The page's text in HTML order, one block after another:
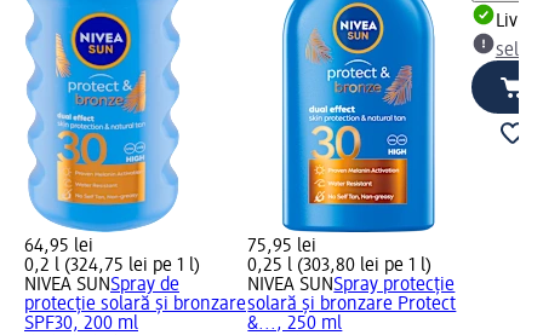
64,95 lei
0,2 l (324,75 lei pe 1 l)
NIVEA SUNSpray de
protecție solară și bronzare
SPF30, 200 ml
75,95 lei
0,25 l (303,80 lei pe 1 l)
NIVEA SUNSpray protecție
solară și bronzare Protect
&..., 250 ml